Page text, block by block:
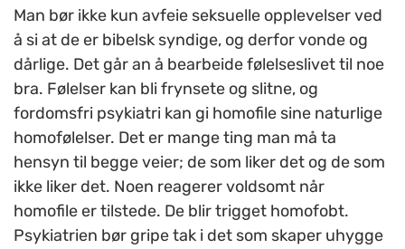
Man bør ikke kun avfeie seksuelle opplevelser ved
å si at de er bibelsk syndige, og derfor vonde og
dårlige. Det går an å bearbeide følelseslivet til noe
bra. Følelser kan bli frynsete og slitne, og
fordomsfri psykiatri kan gi homofile sine naturlige
homofølelser. Det er mange ting man må ta
hensyn til begge veier; de som liker det og de som
ikke liker det. Noen reagerer voldsomt når
homofile er tilstede. De blir trigget homofobt.
Psykiatrien bør gripe tak i det som skaper uhygge